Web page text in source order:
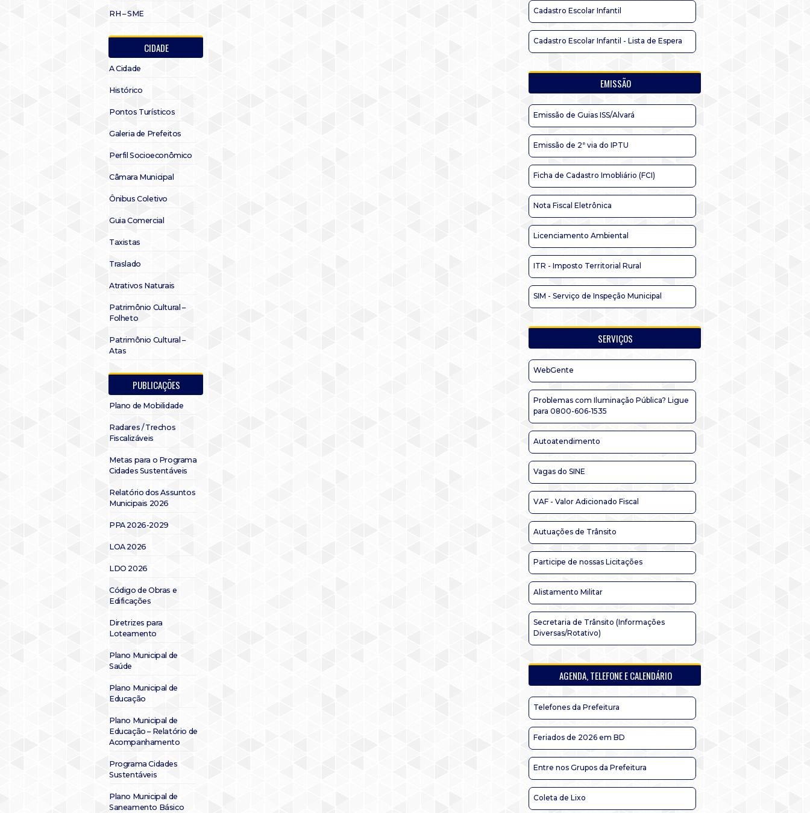
RH – SME
CIDADE
A Cidade
Histórico
Pontos Turísticos
Galeria de Prefeitos
Perfil Socioeconômico
Câmara Municipal
Ônibus Coletivo
Guia Comercial
Taxistas
Traslado
Atrativos Naturais
Patrimônio Cultural –
Folheto
Patrimônio Cultural –
Atas
PUBLICAÇÕES
Plano de Mobilidade
Radares / Trechos
Fiscalizáveis
Metas para o Programa
Cidades Sustentáveis
Relatório dos Assuntos
Municipais 2026
PPA 2026-2029
LOA 2026
LDO 2026
Código de Obras e
Edificações
Diretrizes para
Loteamento
Plano Municipal de
Saúde
Plano Municipal de
Educação
Plano Municipal de
Educação – Relatório de
Acompanhamento
Programa Cidades
Sustentáveis
Plano Municipal de
Saneamento Básico
Cadastro Escolar Infantil
Cadastro Escolar Infantil - Lista de Espera
EMISSÃO
Emissão de Guias ISS/Alvará
Emissão de 2ª via do IPTU
Ficha de Cadastro Imobliário (FCI)
Nota Fiscal Eletrônica
Licenciamento Ambiental
ITR - Imposto Territorial Rural
SIM - Serviço de Inspeção Municipal
SERVIÇOS
WebGente
Problemas com Iluminação Pública? Ligue
para 0800-606-1535
Autoatendimento
Vagas do SINE
VAF - Valor Adicionado Fiscal
Autuações de Trânsito
Participe de nossas Licitações
Alistamento Militar
Secretaria de Trânsito (Informações
Diversas/Rotativo)
AGENDA, TELEFONE E CALENDÁRIO
Telefones da Prefeitura
Feriados de 2026 em BD
Entre nos Grupos da Prefeitura
Coleta de Lixo